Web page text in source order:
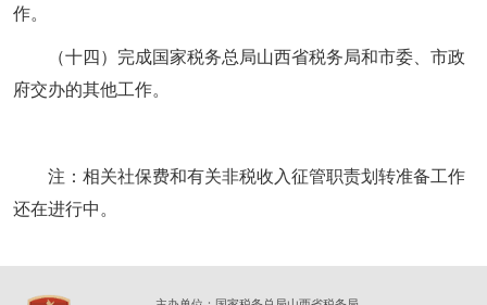
作。
（十四）完成国家税务总局山西省税务局和市委、市政
府交办的其他工作。
注：相关社保费和有关非税收入征管职责划转准备工作
还在进行中。